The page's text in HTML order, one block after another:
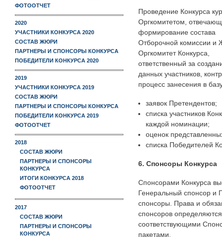
ФОТООТЧЕТ
2020
УЧАСТНИКИ КОНКУРСА 2020
СОСТАВ ЖЮРИ
ПАРТНЕРЫ И СПОНСОРЫ КОНКУРСА
ПОБЕДИТЕЛИ КОНКУРСА 2020
2019
УЧАСТНИКИ КОНКУРСА 2019
СОСТАВ ЖЮРИ
ПАРТНЕРЫ И СПОНСОРЫ КОНКУРСА
ПОБЕДИТЕЛИ КОНКУРСА 2019
ФОТООТЧЕТ
2018
СОСТАВ ЖЮРИ
ПАРТНЕРЫ И СПОНСОРЫ
КОНКУРСА
ИТОГИ КОНКУРСА 2018
ФОТООТЧЕТ
2017
СОСТАВ ЖЮРИ
ПАРТНЕРЫ И СПОНСОРЫ
КОНКУРСА
Проведение Конкурса
Оргкомитетом,
формирование состава
Отборочной комиссии и
Оргкомитет Конкурса,
ответственный за
данных участников,
процесс занесения в
заявок Претендентов;
списка участников
каждой номинации;
оценок
списка Победителей
6. Спонсоры Конкурса
Спонсорами Конкурса
Генеральный спонсор и
спонсоры. Права и
спонсоров определяются
соответствующими
пакетами.